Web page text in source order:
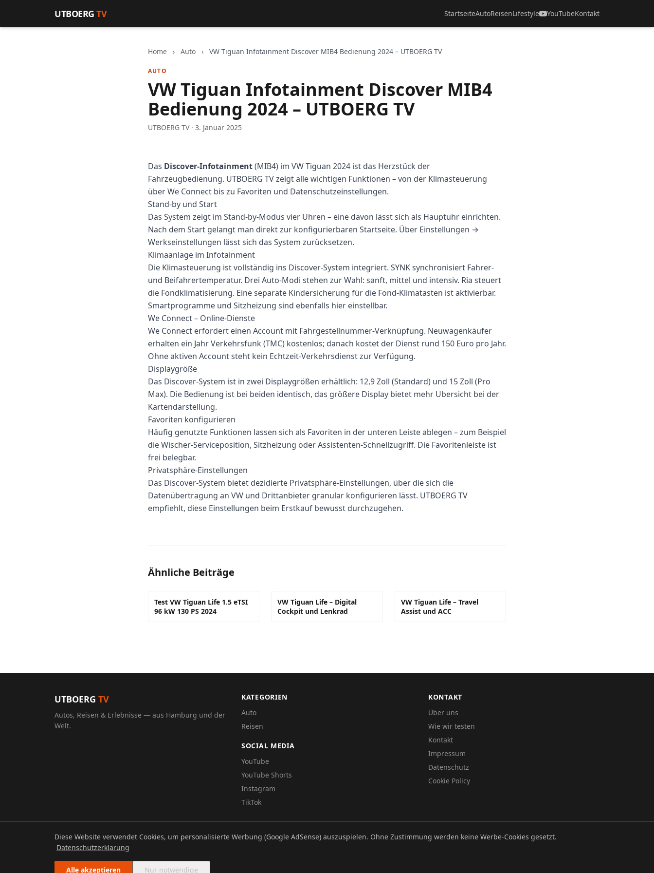
UTBOERGTV StartseiteAutoReisenLifestyle YouTubeKontakt
Home › Auto › VW Tiguan Infotainment Discover MIB4 Bedienung 2024 – UTBOERG TV
AUTO
VW Tiguan Infotainment Discover MIB4
Bedienung 2024 – UTBOERG TV
UTBOERG TV · 3. Januar 2025
Das Discover-Infotainment(MIB4) im VW Tiguan 2024 ist das Herzstück der
Fahrzeugbedienung. UTBOERG TV zeigt alle wichtigen Funktionen – von der Klimasteuerung
über We Connect bis zu Favoriten und Datenschutzeinstellungen.
Stand-by und Start
Das System zeigt im Stand-by-Modus vier Uhren – eine davon lässt sich als Hauptuhr einrichten.
Nach dem Start gelangt man direkt zur konfigurierbaren Startseite. Über Einstellungen →
Werkseinstellungen lässt sich das System zurücksetzen.
Klimaanlage im Infotainment
Die Klimasteuerung ist vollständig ins Discover-System integriert. SYNK synchronisiert Fahrer-
und Beifahrertemperatur. Drei Auto-Modi stehen zur Wahl: sanft, mittel und intensiv. Ria steuert
die Fondklimatisierung. Eine separate Kindersicherung für die Fond-Klimatasten ist aktivierbar.
Smartprogramme und Sitzheizung sind ebenfalls hier einstellbar.
We Connect – Online-Dienste
We Connect erfordert einen Account mit Fahrgestellnummer-Verknüpfung. Neuwagenkäufer
erhalten ein Jahr Verkehrsfunk (TMC) kostenlos; danach kostet der Dienst rund 150 Euro pro Jahr.
Ohne aktiven Account steht kein Echtzeit-Verkehrsdienst zur Verfügung.
Displaygröße
Das Discover-System ist in zwei Displaygrößen erhältlich: 12,9 Zoll (Standard) und 15 Zoll (Pro
Max). Die Bedienung ist bei beiden identisch, das größere Display bietet mehr Übersicht bei der
Kartendarstellung.
Favoriten konfigurieren
Häufig genutzte Funktionen lassen sich als Favoriten in der unteren Leiste ablegen – zum Beispiel
die Wischer-Serviceposition, Sitzheizung oder Assistenten-Schnellzugriff. Die Favoritenleiste ist
frei belegbar.
Privatsphäre-Einstellungen
Das Discover-System bietet dezidierte Privatsphäre-Einstellungen, über die sich die
Datenübertragung an VW und Drittanbieter granular konfigurieren lässt. UTBOERG TV
empfiehlt, diese Einstellungen beim Erstkauf bewusst durchzugehen.
Ähnliche Beiträge
Test VW Tiguan Life 1.5 eTSI
96 kW 130 PS 2024
VW Tiguan Life – Digital
Cockpit und Lenkrad
VW Tiguan Life – Travel
Assist und ACC
UTBOERG TV
Autos, Reisen & Erlebnisse — aus Hamburg und der
Welt.
KATEGORIEN
Auto
Reisen
SOCIAL MEDIA
YouTube
YouTube Shorts
Instagram
TikTok
KONTAKT
Über uns
Wie wir testen
Kontakt
Impressum
Datenschutz
Cookie Policy
© 2026 UTBOERG TV DatenschutzImpressum
Diese Website verwendet Cookies, um personalisierte Werbung (Google AdSense) auszuspielen. Ohne Zustimmung werden keine Werbe-Cookies gesetzt.
Datenschutzerklärung
Alle akzeptieren Nur notwendige